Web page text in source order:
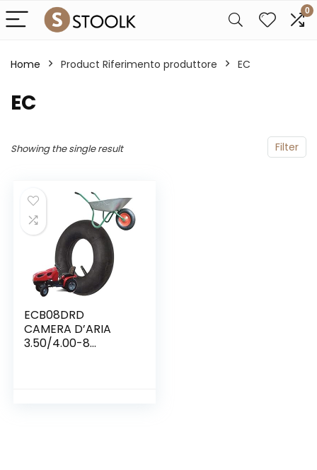
0
Home Product Riferimento produttore ‎EC
‎EC
Filter
Showing the single result
ECB08DRD
CAMERA D’ARIA
3.50/4.00-8